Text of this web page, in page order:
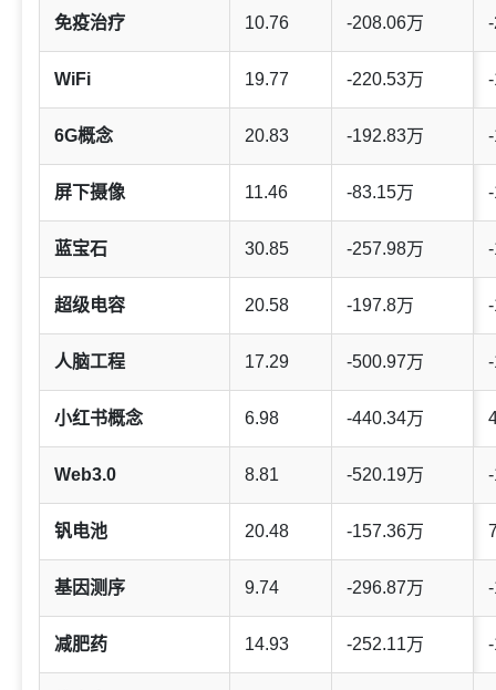
免疫治疗 10.76 -208.06万
WiFi 19.77 -220.53万
6G概念 20.83 -192.83万
屏下摄像 11.46 -83.15万
蓝宝石 30.85 -257.98万
超级电容 20.58 -197.8万
人脑工程 17.29 -500.97万
小红书概念 6.98 -440.34万
Web3.0 8.81 -520.19万
钒电池 20.48 -157.36万
基因测序 9.74 -296.87万
减肥药 14.93 -252.11万